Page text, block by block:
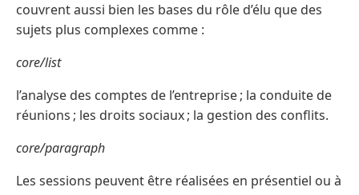
couvrent aussi bien les bases du rôle d’élu que des
sujets plus complexes comme :
core/list
l’analyse des comptes de l’entreprise ; la conduite de
réunions ; les droits sociaux ; la gestion des conflits.
core/paragraph
Les sessions peuvent être réalisées en présentiel ou à